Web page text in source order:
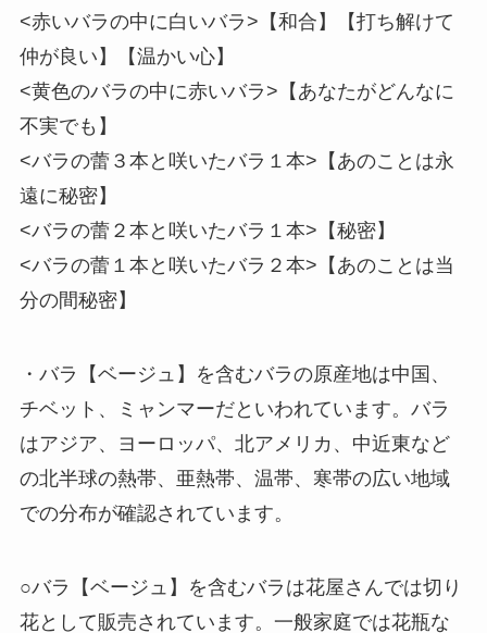
<赤いバラの中に白いバラ>【和合】【打ち解けて
仲が良い】【温かい心】
<黄色のバラの中に赤いバラ>【あなたがどんなに
不実でも】
<バラの蕾３本と咲いたバラ１本>【あのことは永
遠に秘密】
<バラの蕾２本と咲いたバラ１本>【秘密】
<バラの蕾１本と咲いたバラ２本>【あのことは当
分の間秘密】
・バラ【ベージュ】を含むバラの原産地は中国、
チベット、ミャンマーだといわれています。バラ
はアジア、ヨーロッパ、北アメリカ、中近東など
の北半球の熱帯、亜熱帯、温帯、寒帯の広い地域
での分布が確認されています。
○バラ【ベージュ】を含むバラは花屋さんでは切り
花として販売されています。一般家庭では花瓶な